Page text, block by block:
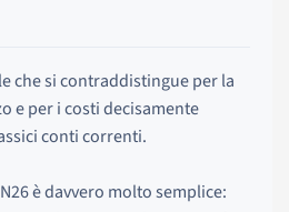
che si contraddistingue per la
e per i costi decisamente
conti correnti.
è davvero molto semplice: